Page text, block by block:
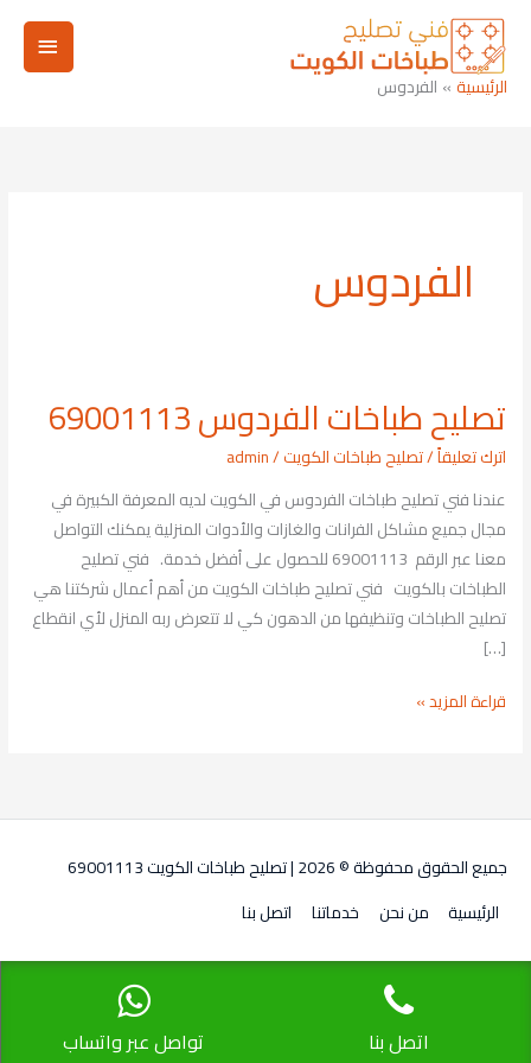
تخطي
المحتوى
الرئيسية الفردوس
الفردوس
تصليح طباخات الفردوس 69001113
اترك تعليقاً/تصليح طباخات الكويت/
admin
عندنا فني تصليح طباخات الفردوس في الكويت لديه المعرفة الكبيرة في
مجال جميع مشاكل الفرانات والغازات والأدوات المنزلية يمكنك التواصل
معنا عبر الرقم 69001113 للحصول على أفضل خدمة. فني تصليح
الطباخات بالكويت فني تصليح طباخات الكويت من أهم أعمال شركتنا هي
تصليح الطباخات وتنظيفها من الدهون كي لا تتعرض ربه المنزل لأي انقطاع
[…]
تصليح
طباخات
الفردوس
69001113
قراءة المزيد »
جميع الحقوق محفوظة © 2026 |
تصليح طباخات الكويت 69001113
الرئيسية
من نحن خدماتنا اتصل بنا
اتصل بنا تواصل عبر واتساب